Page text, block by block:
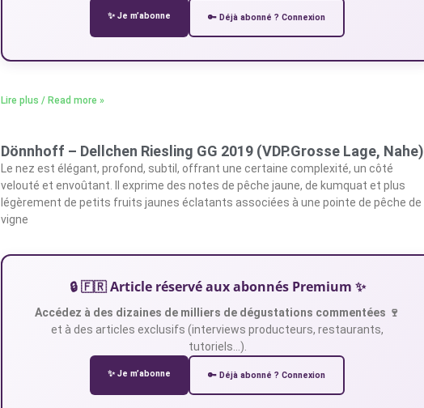
✨ Je m’abonne 🔑 Déjà abonné ? Connexion
Lire plus / Read more »
Dönnhoff – Dellchen Riesling GG 2019 (VDP.Grosse Lage, Nahe)
Le nez est élégant, profond, subtil, offrant une certaine complexité, un côté
velouté et envoûtant. Il exprime des notes de pêche jaune, de kumquat et plus
légèrement de petits fruits jaunes éclatants associées à une pointe de pêche de
vigne
🔒 🇫🇷 Article réservé aux abonnés Premium ✨
Accédez à des dizaines de milliers de dégustations commentées 🍷
et à des articles exclusifs (interviews producteurs, restaurants,
tutoriels…).
✨ Je m’abonne 🔑 Déjà abonné ? Connexion